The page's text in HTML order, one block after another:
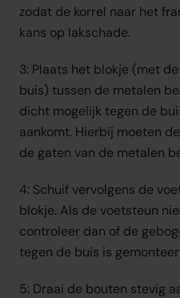
zodat de korrel naar het
kans op lakschade.
3: Plaats het blokje (met
buis) tussen de metalen
dicht mogelijk tegen de
aankomt. Hierbij moeten
de gaten van de metalen
4: Schuif vervolgens de
blokje. Als de voetsteun
controleer dan of de
tegen de buis is
5: Draai de bouten stevig